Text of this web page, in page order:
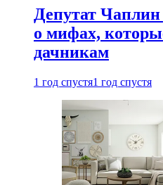
Депутат Чаплин
о мифах,
дачникам
1 год спустя1 год спустя